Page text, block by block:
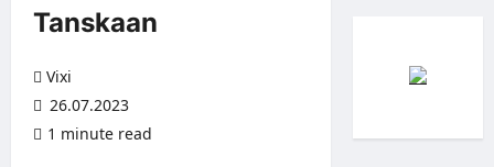
Tanskaan
Vixi
26.07.2023
1 minute read